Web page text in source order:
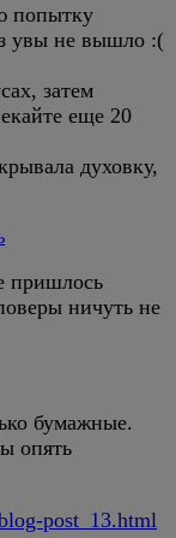
попытку
увы не вышло :(
затем
еще 20
духовку,
пришлось
ничуть не
бумажные.
опять
post_13.html